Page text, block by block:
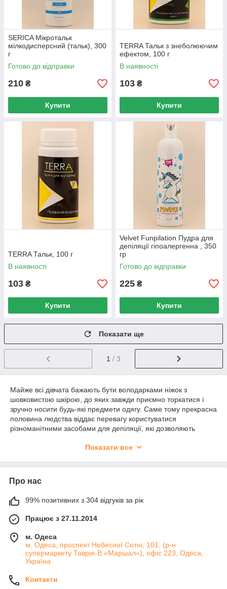
SERICA Мікротальк
мілкодисперсний (тальк), 300
г
Готово до відправки
210 ₴
Купити
TERRA Тальк з знеболюючим
ефектом, 100 г
В наявності
103 ₴
Купити
TERRA Тальк, 100 г
В наявності
103 ₴
Купити
Velvet Funpilation Пудра для
депіляції гіпоалергенна , 350
гр
Готово до відправки
225 ₴
Купити
Показати ще
1 / 3
Майже всі дівчата бажають бути володарками ніжок з
шовковистою шкірою, до яких завжди приємно торкатися і
зручно носити будь-які предмети одягу. Саме тому прекрасна
половина людства віддає перевагу користуватися
різноманітними засобами для депіляції, які дозволяють
Одним з найбільш популярних засобів вважається
зменшувати обороти.
У чому особливості тальку
Тальк для депіляції, ціна
складу засобу та його виробника, є захисним засобом. В
основному він використовується для запобігання подразнень
і запалень шкіри, які можуть проявлятися під час агресивної
депіляції. Також тальк забезпечує відмінне зчеплення між
шкірою і воском, що дозволяє значно збільшити ефективність
Сучасні виробники засобів для депіляції знають, як важливий
Показати все
Про нас
99% позитивних з 304 відгуків за рік
Працює з 27.11.2014
м. Одеса
м. Одеса, проспект Небесної Сотні, 101, (р-н
супермаркету Таврія-В «Маршал»), офіс 223, Одеса,
Україна
Контакти